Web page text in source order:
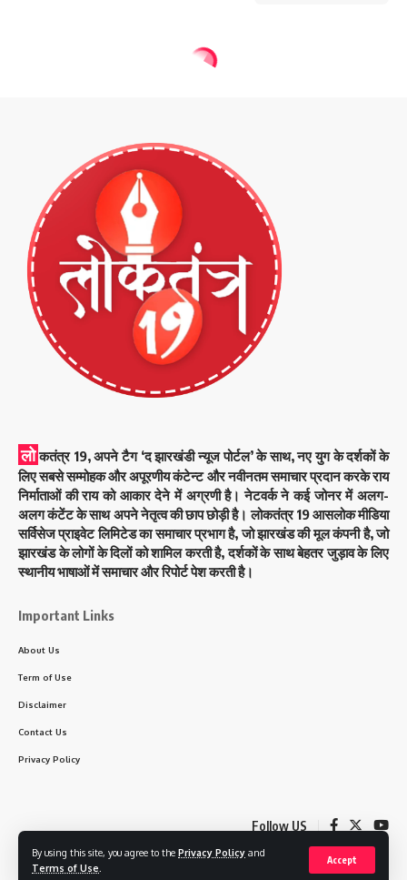
By using this site, you agree to the Privacy Policy and
Terms of Use
Accept
लो कतंत्र 19, अपने टैग ‘द झारखंडी न्यूज पोर्टल’ के साथ, नए युग के दर्शकों के
लिए सबसे सम्मोहक और अपूरणीय कंटेन्ट और नवीनतम समाचार प्रदान करके राय
निर्माताओं की राय को आकार देने में अग्रणी है। नेटवर्क ने कई जोनर में अलग-
अलग कंटेंट के साथ अपने नेतृत्व की छाप छोड़ी है। लोकतंत्र 19 आसलोक मीडिया
सर्विसेज प्राइवेट लिमिटेड का समाचार प्रभाग है, जो झारखंड की मूल कंपनी है, जो
झारखंड के लोगों के दिलों को शामिल करती है, दर्शकों के साथ बेहतर जुड़ाव के लिए
स्थानीय भाषाओं में समाचार और रिपोर्ट पेश करती है।
Important Links
About Us
Term of Use
Disclaimer
Contact Us
Privacy Policy
Follow US
© 2023 Loktantra19. All Rights Reserved. Designed byBrightcode